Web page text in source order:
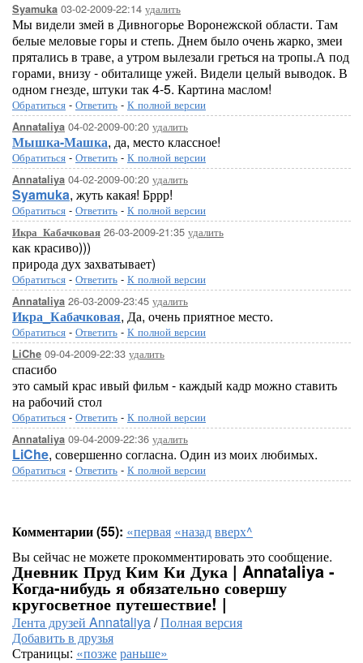
Syamuka 03-02-2009-22:14 удалить
Мы видели змей в Дивногорье Воронежской области. Там
белые меловые горы и степь. Днем было очень жарко, змеи
прятались в траве, а утром вылезали греться на тропы.А под
горами, внизу - обиталище ужей. Видели целый выводок. В
одном гнезде, штуки так 4-5. Картина маслом!
Обратиться - Ответить - К полной версии
Annataliya 04-02-2009-00:20 удалить
Мышка-Машка, да, место классное!
Обратиться - Ответить - К полной версии
Annataliya 04-02-2009-00:20 удалить
Syamuka, жуть какая! Бррр!
Обратиться - Ответить - К полной версии
Икра_Кабачковая 26-03-2009-21:35 удалить
как красиво)))
природа дух захватывает)
Обратиться - Ответить - К полной версии
Annataliya 26-03-2009-23:45 удалить
Икра_Кабачковая, Да, очень приятное место.
Обратиться - Ответить - К полной версии
LiChe 09-04-2009-22:33 удалить
спасибо
это самый крас ивый фильм - каждый кадр можно ставить
на рабочий стол
Обратиться - Ответить - К полной версии
Annataliya 09-04-2009-22:36 удалить
LiChe, совершенно согласна. Один из моих любимых.
Обратиться - Ответить - К полной версии
Комментарии (55): «первая «назадвверх^
Вы сейчас не можете прокомментировать это сообщение.
Дневник Пруд Ким Ки Дука | Annataliya -
Когда-нибудь я обязательно совершу
кругосветное путешествие! |
Лента друзей Annataliya/Полная версия
Добавить в друзья
Страницы: «позжераньше»